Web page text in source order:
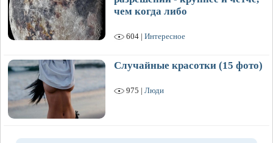
чем когда либо
604 | Интересное
Случайные красотки (15 фото)
975 | Люди